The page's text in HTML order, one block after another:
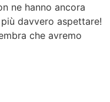
ne hanno ancora
davvero aspettare!
che avremo